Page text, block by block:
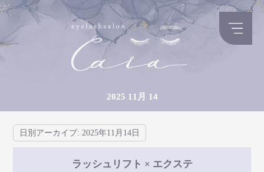
2025 11月 14
日別アーカイブ:2025年11月14日
ラッシュリフト × エクステ